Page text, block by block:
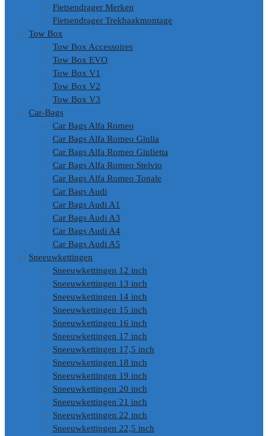
Fietsendrager Merken
Fietsendrager Trekhaakmontage
Tow Box
Tow Box Accessoires
Tow Box EVO
Tow Box V1
Tow Box V2
Tow Box V3
Car-Bags
Car Bags Alfa Romeo
Car Bags Alfa Romeo Giulia
Car Bags Alfa Romeo Giulietta
Car Bags Alfa Romeo Stelvio
Car Bags Alfa Romeo Tonale
Car Bags Audi
Car Bags Audi A1
Car Bags Audi A3
Car Bags Audi A4
Car Bags Audi A5
Sneeuwkettingen
Sneeuwkettingen 12 inch
Sneeuwkettingen 13 inch
Sneeuwkettingen 14 inch
Sneeuwkettingen 15 inch
Sneeuwkettingen 16 inch
Sneeuwkettingen 17 inch
Sneeuwkettingen 17,5 inch
Sneeuwkettingen 18 inch
Sneeuwkettingen 19 inch
Sneeuwkettingen 20 inch
Sneeuwkettingen 21 inch
Sneeuwkettingen 22 inch
Sneeuwkettingen 22,5 inch